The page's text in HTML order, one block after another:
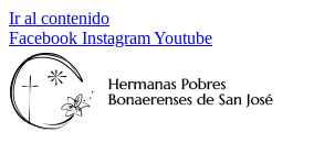
Ir al contenido
Facebook InstagramYoutube